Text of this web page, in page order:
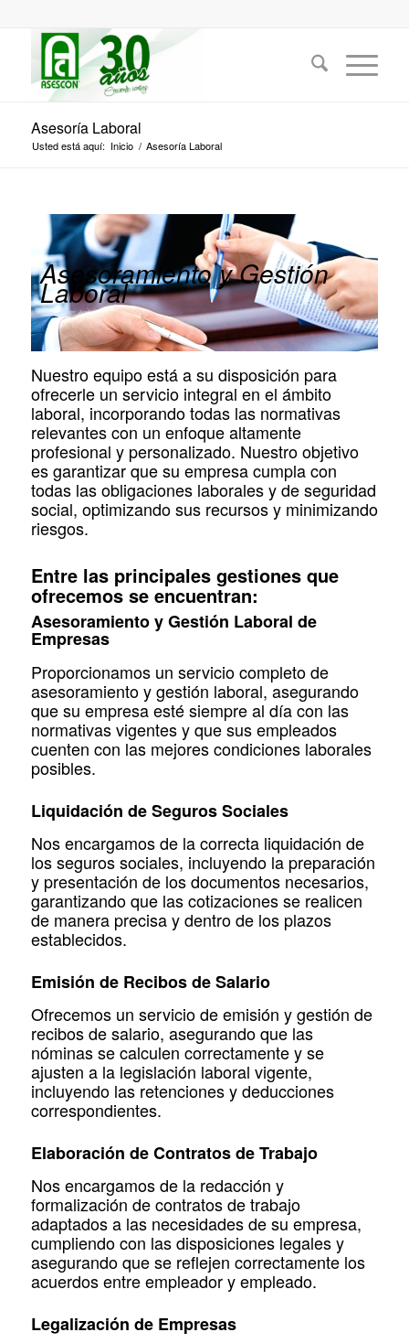
Asesoría Laboral
Usted está aquí: Inicio / Asesoría Laboral
Asesoramiento y Gestión
Laboral
Nuestro equipo está a su disposición para
ofrecerle un servicio integral en el ámbito
laboral, incorporando todas las normativas
relevantes con un enfoque altamente
profesional y personalizado. Nuestro objetivo
es garantizar que su empresa cumpla con
todas las obligaciones laborales y de seguridad
social, optimizando sus recursos y minimizando
riesgos.
Entre las principales gestiones que
ofrecemos se encuentran:
Asesoramiento y Gestión Laboral de
Empresas
Proporcionamos un servicio completo de
asesoramiento y gestión laboral, asegurando
que su empresa esté siempre al día con las
normativas vigentes y que sus empleados
cuenten con las mejores condiciones laborales
posibles.
Liquidación de Seguros Sociales
Nos encargamos de la correcta liquidación de
los seguros sociales, incluyendo la preparación
y presentación de los documentos necesarios,
garantizando que las cotizaciones se realicen
de manera precisa y dentro de los plazos
establecidos.
Emisión de Recibos de Salario
Ofrecemos un servicio de emisión y gestión de
recibos de salario, asegurando que las
nóminas se calculen correctamente y se
ajusten a la legislación laboral vigente,
incluyendo las retenciones y deducciones
correspondientes.
Elaboración de Contratos de Trabajo
Nos encargamos de la redacción y
formalización de contratos de trabajo
adaptados a las necesidades de su empresa,
cumpliendo con las disposiciones legales y
asegurando que se reflejen correctamente los
acuerdos entre empleador y empleado.
Legalización de Empresas